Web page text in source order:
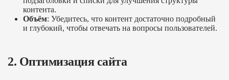
контента.
Объём: Убедитесь, что контент достаточно подробный
и глубокий, чтобы отвечать на вопросы пользователей.
2. Оптимизация сайта